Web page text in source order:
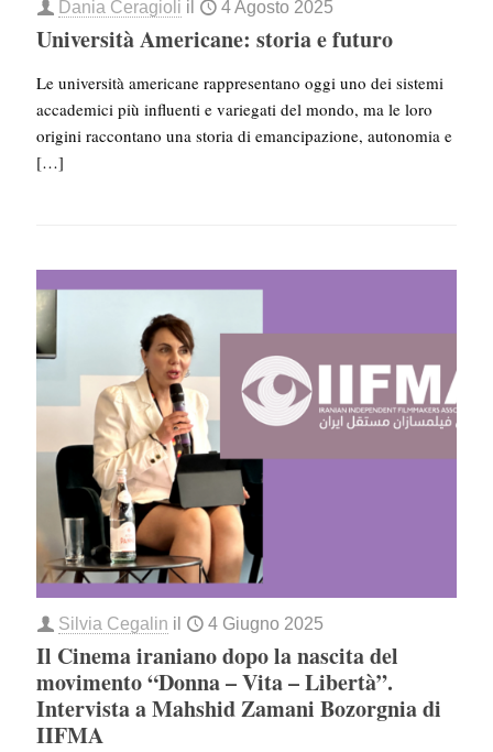
Dania Ceragioli il 4 Agosto 2025
Università Americane: storia e futuro
Le università americane rappresentano oggi uno dei sistemi
accademici più influenti e variegati del mondo, ma le loro
origini raccontano una storia di emancipazione, autonomia e
[…]
Silvia Cegalin il 4 Giugno 2025
Il Cinema iraniano dopo la nascita del
movimento “Donna – Vita – Libertà”.
Intervista a Mahshid Zamani Bozorgnia di
IIFMA